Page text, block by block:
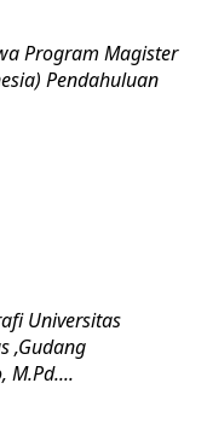
Program Magister
Pendahuluan
Universitas
,Gudang
M.Pd....